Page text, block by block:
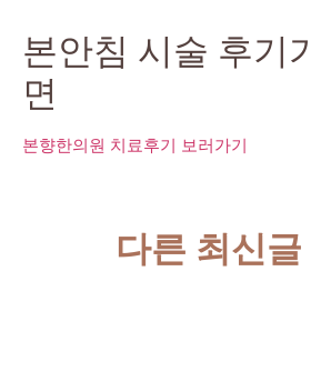
본안침 시술 후기
면
본향한의원 치료후기 보러가기
다른 최신글